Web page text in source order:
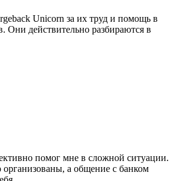
Unicorn за их труд и помощь в
Они действительно разбираются в
помог мне в сложной ситуации.
а общение с банком